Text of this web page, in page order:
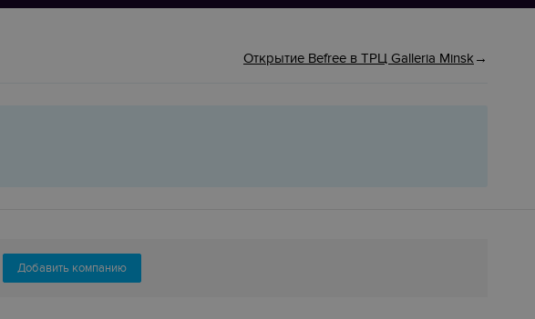
Открытие Befree в ТРЦ Galleria Minsk
Добавить компанию